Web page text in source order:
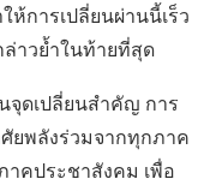
การเปลี่ยนผ่านนี้เร็ว
าวย้ำในท้ายที่สุด
จุดเปลี่ยนสำคัญ การ
ยพลังร่วมจากทุกภาค
คประชาสังคม เพื่อ